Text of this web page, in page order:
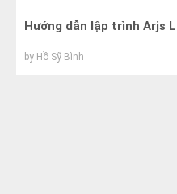
Hướng dẫn lập trình Arjs
by Hồ Sỹ Bình